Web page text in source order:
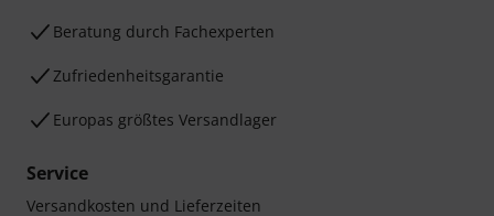
Beratung durch Fachexperten
Zufriedenheitsgarantie
Europas größtes Versandlager
Service
Versandkosten und Lieferzeiten